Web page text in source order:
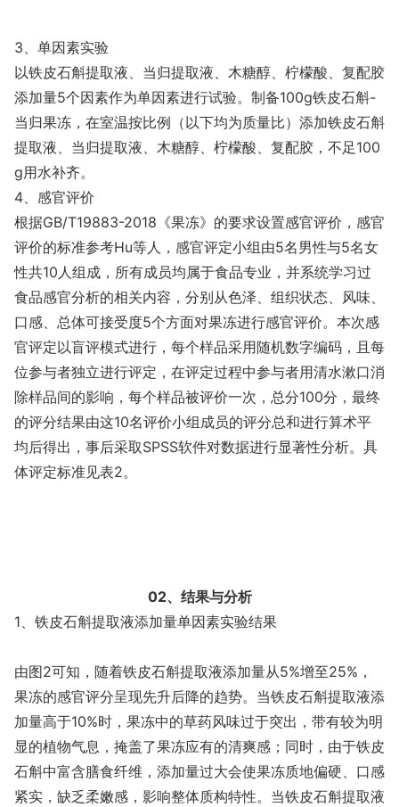
3、单因素实验
以铁皮石斛提取液、当归提取液、木糖醇、柠檬酸、复配胶
添加量5个因素作为单因素进行试验。制备100g铁皮石斛-
当归果冻，在室温按比例（以下均为质量比）添加铁皮石斛
提取液、当归提取液、木糖醇、柠檬酸、复配胶，不足100
g用水补齐。
4、感官评价
根据GB/T19883-2018《果冻》的要求设置感官评价，感官
评价的标准参考Hu等人，感官评定小组由5名男性与5名女
性共10人组成，所有成员均属于食品专业，并系统学习过
食品感官分析的相关内容，分别从色泽、组织状态、风味、
口感、总体可接受度5个方面对果冻进行感官评价。本次感
官评定以盲评模式进行，每个样品采用随机数字编码，且每
位参与者独立进行评定，在评定过程中参与者用清水漱口消
除样品间的影响，每个样品被评价一次，总分100分，最终
的评分结果由这10名评价小组成员的评分总和进行算术平
均后得出，事后采取SPSS软件对数据进行显著性分析。具
体评定标准见表2。
02、结果与分析
1、铁皮石斛提取液添加量单因素实验结果
由图2可知，随着铁皮石斛提取液添加量从5%增至25%，
果冻的感官评分呈现先升后降的趋势。当铁皮石斛提取液添
加量高于10%时，果冻中的草药风味过于突出，带有较为明
显的植物气息，掩盖了果冻应有的清爽感；同时，由于铁皮
石斛中富含膳食纤维，添加量过大会使果冻质地偏硬、口感
紧实，缺乏柔嫩感，影响整体质构特性。当铁皮石斛提取液